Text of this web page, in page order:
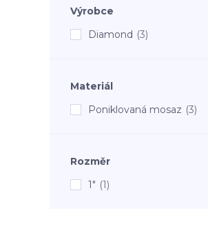
Výrobce
Diamond (3)
Materiál
Poniklovaná mosaz (3)
Rozměr
1" (1)